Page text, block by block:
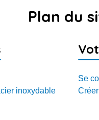
Plan du
inoxydable
Se